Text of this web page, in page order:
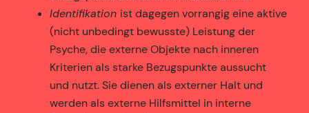
Identifikation ist dagegen vorrangig eine aktive
(nicht unbedingt bewusste) Leistung der
Psyche, die externe Objekte nach inneren
Kriterien als starke Bezugspunkte aussucht
und nutzt. Sie dienen als externer Halt und
werden als externe Hilfsmittel in interne